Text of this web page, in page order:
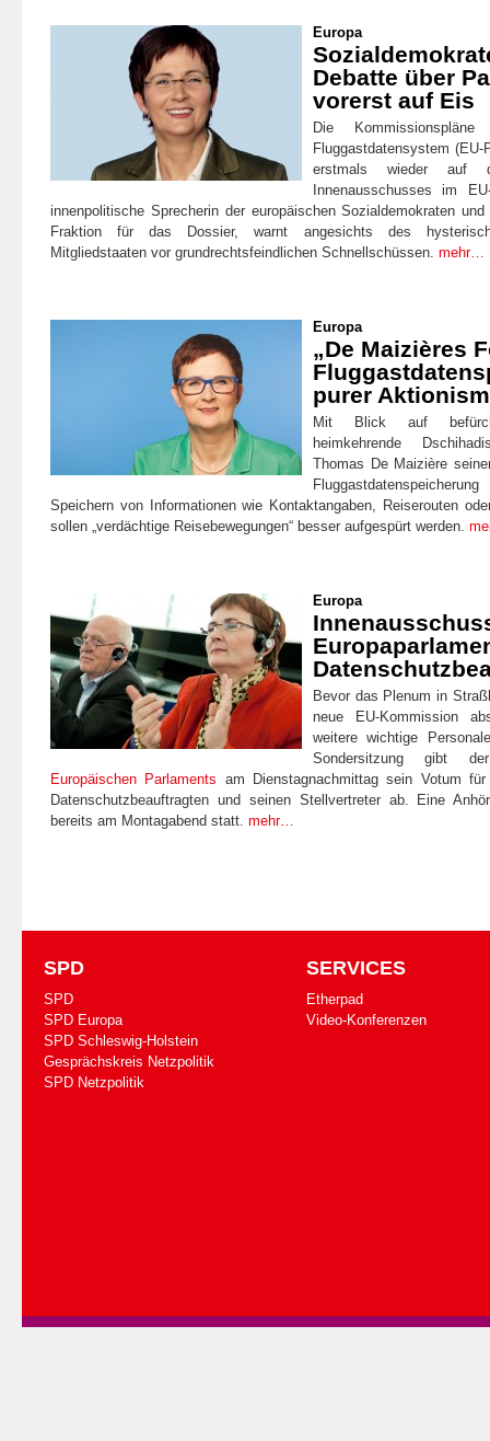
Europa
Debatte über
vorerst auf Eis
Die
Fluggastdatensystem (EU-
erstmals wieder auf
Innenausschusses im
innenpolitische Sprecherin der europäischen Sozialdemokraten und
Fraktion für das Dossier, warnt angesichts des
Mitgliedstaaten vor grundrechtsfeindlichen Schnellschüssen. mehr…
Europa
„De Maizières
purer
Mit Blick auf
heimkehrende
Thomas De Maizière
Speichern von Informationen wie Kontaktangaben, Reiserouten
sollen „verdächtige Reisebewegungen“ besser aufgespürt werden.
Europa
Bevor das Plenum in
neue EU-Kommission
weitere wichtige
Sondersitzung gibt
Europäischen Parlaments am Dienstagnachmittag sein Votum
Datenschutzbeauftragten und seinen Stellvertreter ab. Eine
bereits am Montagabend statt. mehr…
SPD
SPD
SPD Europa
SPD Schleswig-Holstein
Gesprächskreis Netzpolitik
SPD Netzpolitik
SERVICES
Etherpad
Video-Konferenzen